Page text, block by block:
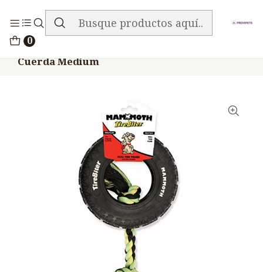
0
ENVIO GRATIS EN TODA LA TIENDA
Cuerda Medium